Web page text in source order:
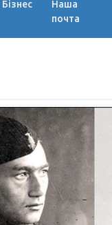
Бізнес
Наша
почта